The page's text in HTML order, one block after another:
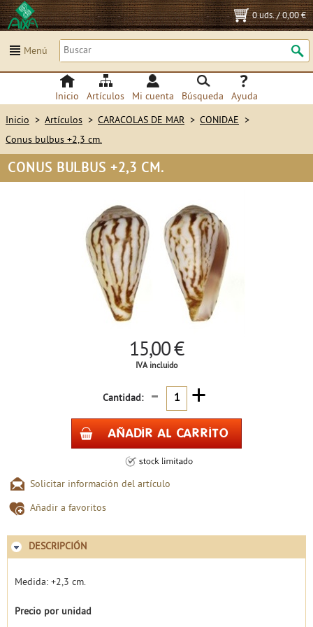
0 uds./0,00 €
Menú
Inicio Artículos Mi cuenta Búsqueda Ayuda
Inicio > Artículos > CARACOLAS DE MAR > CONIDAE >
Conus bulbus +2,3 cm.
CONUS BULBUS +2,3 CM.
15,00 €
IVA incluido
Cantidad: - +
Solicitar información del artículo
Añadir a favoritos
DESCRIPCIÓN
Medida: +2,3 cm.
Precio por unidad